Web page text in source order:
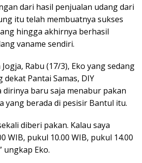
dari hasil penjualan udang dari
itu telah membuatnya sukses
hingga akhirnya berhasil
vaname sendiri.
Rabu (17/3), Eko yang sedang
Pantai Samas, DIY
baru saja menabur pakan
yang berada di pesisir Bantul itu.
diberi pakan. Kalau saya
WIB, pukul 10.00 WIB, pukul 14.00
ungkap Eko.